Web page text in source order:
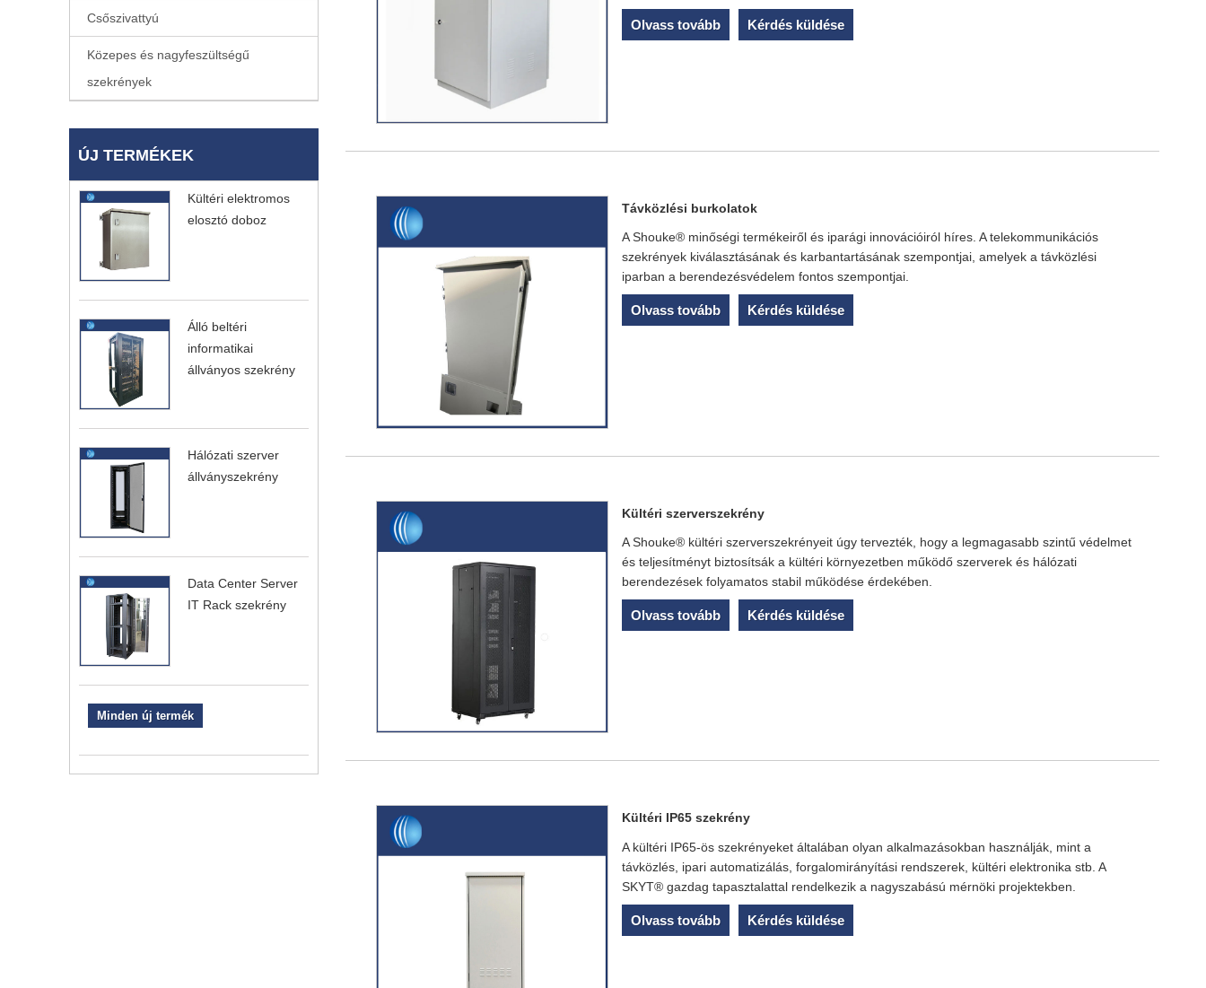
Csőszivattyú
Közepes és nagyfeszültségű
szekrények
ÚJ TERMÉKEK
Kültéri elektromos
elosztó doboz
Álló beltéri
informatikai
állványos szekrény
Hálózati szerver
állványszekrény
Data Center Server
IT Rack szekrény
Minden új termék
Olvass tovább Kérdés küldése
Távközlési burkolatok
A Shouke® minőségi termékeiről és iparági innovációiról híres. A telekommunikációs
szekrények kiválasztásának és karbantartásának szempontjai, amelyek a távközlési
iparban a berendezésvédelem fontos szempontjai.
Olvass tovább Kérdés küldése
Kültéri szerverszekrény
A Shouke® kültéri szerverszekrényeit úgy tervezték, hogy a legmagasabb szintű védelmet
és teljesítményt biztosítsák a kültéri környezetben működő szerverek és hálózati
berendezések folyamatos stabil működése érdekében.
Olvass tovább Kérdés küldése
Kültéri IP65 szekrény
A kültéri IP65-ös szekrényeket általában olyan alkalmazásokban használják, mint a
távközlés, ipari automatizálás, forgalomirányítási rendszerek, kültéri elektronika stb. A
SKYT® gazdag tapasztalattal rendelkezik a nagyszabású mérnöki projektekben.
Olvass tovább Kérdés küldése